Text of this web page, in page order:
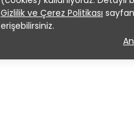
Gizlilik ve Çerez Politikası
erişebilirsiniz.